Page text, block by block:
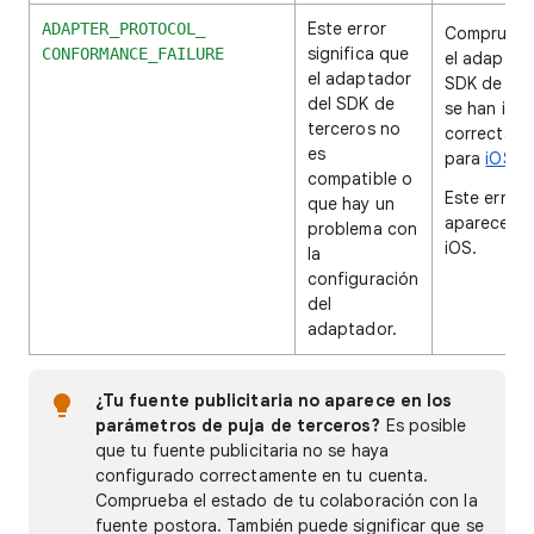
ADAPTER_PROTOCOL_
CONFORMANCE_FAILURE
Este error
significa que
el adaptador
del SDK de
terceros no
es
compatible o
que hay un
problema con
la
configuración
del
adaptador.
el
SDK de
se han
paraiOS
Este error
aparece
iOS.
¿Tu fuente publicitaria no aparece en los
parámetros de puja de terceros? Es posible
que tu fuente publicitaria no se haya
configurado correctamente en tu cuenta.
Comprueba el estado de tu colaboración con la
fuente postora. También puede significar que se